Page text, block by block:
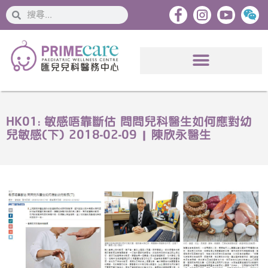
搜
索
搜
索
HK01: 敏感唔靠斷估 問問兒科醫生如何應對幼
兒敏感(下) 2018-02-09 | 陳欣永醫生